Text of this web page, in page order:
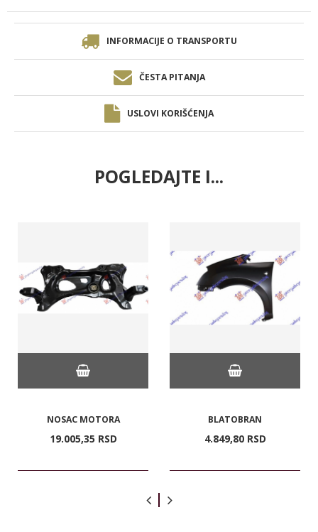
INFORMACIJE O TRANSPORTU
ČESTA PITANJA
USLOVI KORIŠĆENJA
POGLEDAJTE I...
NOSAC MOTORA
19.005,35 RSD
BLATOBRAN
4.849,80 RSD